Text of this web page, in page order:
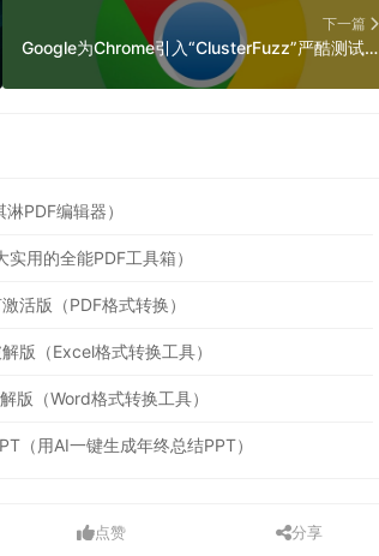
下一篇
Google为Chrome引入“ClusterFuzz”严酷测试环境
PDF编辑器）
用的全能PDF工具箱）
活版（PDF格式转换）
版（Excel格式转换工具）
（Word格式转换工具）
（用AI一键生成年终总结PPT）
点赞 分享